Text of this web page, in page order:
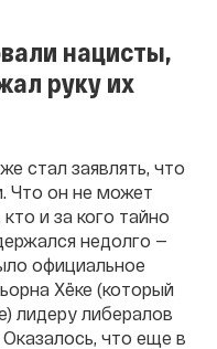
нацисты,
руку их
стал заявлять, что
Что он не может
и за кого тайно
недолго —
официальное
Хëке (который
лидеру либералов
что еще в